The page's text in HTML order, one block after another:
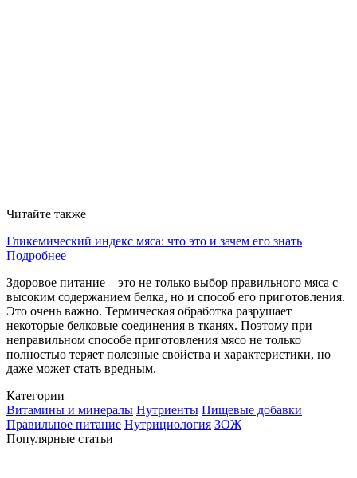
Читайте также
Гликемический индекс мяса: что это и зачем его знать
Подробнее
Здоровое питание – это не только выбор правильного мяса с
высоким содержанием белка, но и способ его приготовления.
Это очень важно. Термическая обработка разрушает
некоторые белковые соединения в тканях. Поэтому при
неправильном способе приготовления мясо не только
полностью теряет полезные свойства и характеристики, но
даже может стать вредным.
Категории
Витамины и минералы Нутриенты Пищевые добавки
Правильное питание Нутрициология ЗОЖ
Популярные статьи